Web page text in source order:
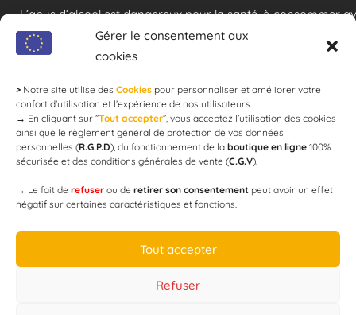
Gérer le consentement aux
cookies
> Notre site utilise des Cookies pour personnaliser et améliorer votre
confort d'utilisation et l’expérience de nos utilisateurs.
→ En cliquant sur ”Tout accepter”, vous acceptez l’utilisation des cookies
ainsi que le règlement général de protection de vos données
personnelles (R.G.P.D), du fonctionnement de la boutique en ligne 100%
sécurisée et des conditions générales de vente (C.G.V).
→ Le fait de refuser ou de retirer son consentement peut avoir un effet
négatif sur certaines caractéristiques et fonctions.
Tout accepter
Refuser
L’abus d’alcool est dangereux pour la santé, à consommer
modération !
Newsletter
email